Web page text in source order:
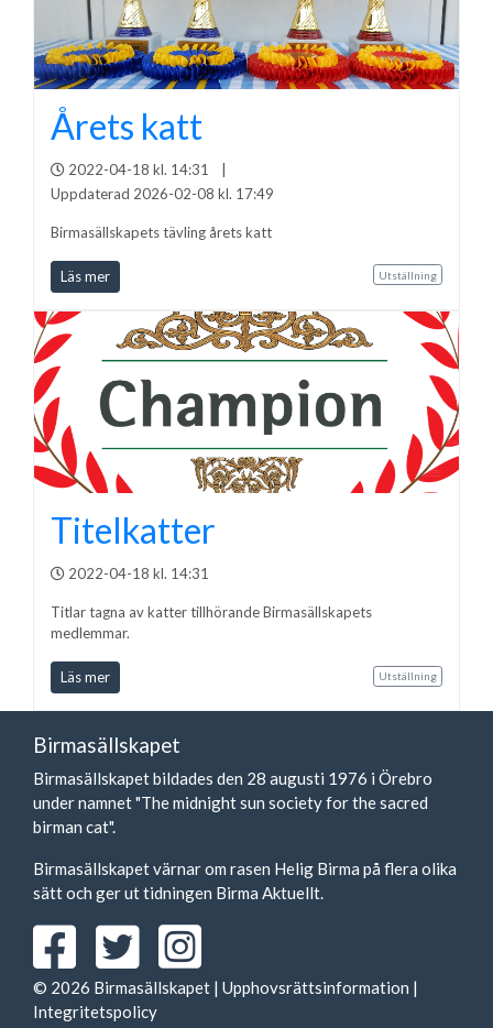
Årets katt
2022-04-18 kl. 14:31
Uppdaterad 2026-02-08 kl. 17:49
Birmasällskapets tävling årets katt
Läs mer Utställning
Titelkatter
2022-04-18 kl. 14:31
Titlar tagna av katter tillhörande Birmasällskapets
medlemmar.
Läs mer Utställning
Birmasällskapet
Birmasällskapet bildades den 28 augusti 1976 i Örebro
under namnet "The midnight sun society for the sacred
birman cat".
Birmasällskapet värnar om rasen Helig Birma på flera olika
sätt och ger ut tidningen Birma Aktuellt.
© 2026 Birmasällskapet | Upphovsrättsinformation |
Integritetspolicy